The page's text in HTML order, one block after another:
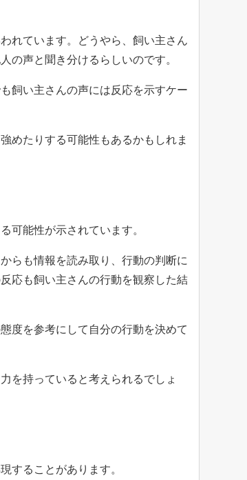
れています。どうやら、飼い主さん
の声と聞き分けるらしいのです。
飼い主さんの声には反応を示すケー
めたりする可能性もあるかもしれま
可能性が示されています。
らも情報を読み取り、行動の判断に
応も飼い主さんの行動を観察した結
度を参考にして自分の行動を決めて
を持っていると考えられるでしょ
することがあります。